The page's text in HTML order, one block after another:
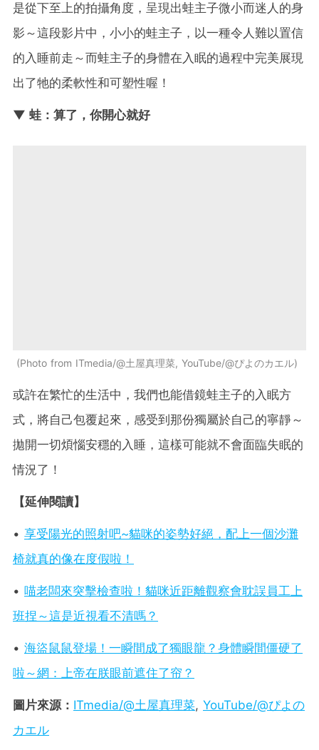
是從下至上的拍攝角度，呈現出蛙主子微小而迷人的身
影～這段影片中，小小的蛙主子，以一種令人難以置信
的入睡前走～而蛙主子的身體在入眠的過程中完美展現
出了牠的柔軟性和可塑性喔！
▼ 蛙：算了，你開心就好
Photo from ITmedia/@土屋真理菜, YouTube/@ぴよのカエル
或許在繁忙的生活中，我們也能借鏡蛙主子的入眠方
式，將自己包覆起來，感受到那份獨屬於自己的寧靜～
拋開一切煩惱安穩的入睡，這樣可能就不會面臨失眠的
情況了！
【延伸閱讀】
• 享受陽光的照射吧~貓咪的姿勢好絕，配上一個沙灘
椅就真的像在度假啦！
• 喵老闆來突擊檢查啦！貓咪近距離觀察會耽誤員工上
班捏～這是近視看不清嗎？
• 海盜鼠鼠登場！一瞬間成了獨眼龍？身體瞬間僵硬了
啦～網：上帝在朕眼前遮住了帘？
圖片來源： ITmedia/@土屋真理菜, YouTube/@ぴよの
カエル